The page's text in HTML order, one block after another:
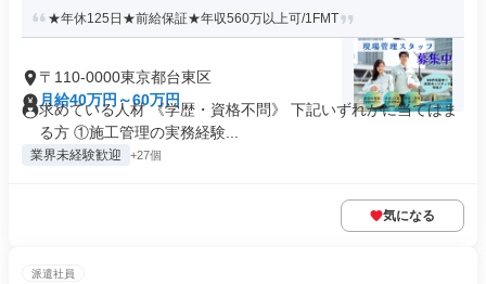
★年休125日★前給保証★年収560万以上可/1FMT
〒110-0000東京都台東区
月給40万円～60万円
求めている人材 《学歴・資格不問》 下記いずれかに当てはま
る方 ①施工管理の実務経験...
業界未経験歓迎 +27個
気になる
派遣社員